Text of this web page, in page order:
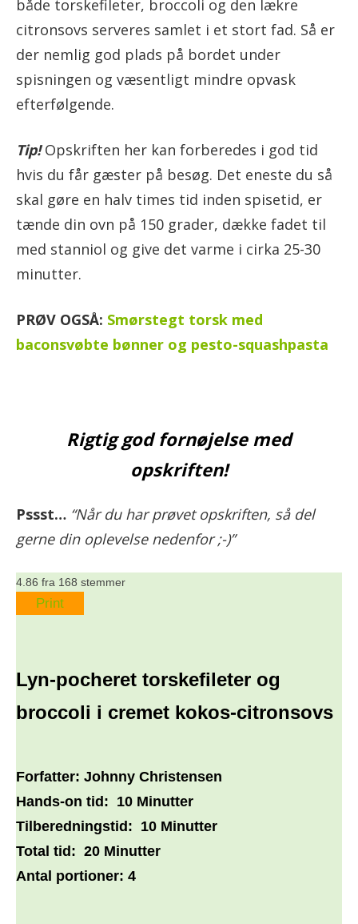
både torskefileter, broccoli og den lækre
citronsovs serveres samlet i et stort fad. Så er
der nemlig god plads på bordet under
spisningen og væsentligt mindre opvask
efterfølgende.
Tip!Opskriften her kan forberedes i god tid
hvis du får gæster på besøg. Det eneste du så
skal gøre en halv times tid inden spisetid, er
tænde din ovn på 150 grader, dække fadet til
med stanniol og give det varme i cirka 25-30
minutter.
PRØV OGSÅ: Smørstegt torsk med
baconsvøbte bønner og pesto-squashpasta
Rigtig god fornøjelse med
opskriften!
Pssst… “Når du har prøvet opskriften, så del
gerne din oplevelse nedenfor ;-)”
4.86 fra 168 stemmer
Print
Lyn-pocheret torskefileter og
broccoli i cremet kokos-citronsovs
Forfatter: Johnny Christensen
Hands-on tid: 10 Minutter
Tilberedningstid: 10 Minutter
Total tid: 20 Minutter
Antal portioner: 4